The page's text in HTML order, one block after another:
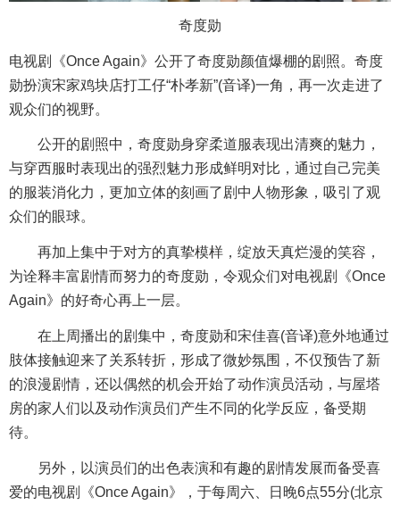
奇度勋
电视剧《Once Again》公开了奇度勋颜值爆棚的剧照。奇度
勋扮演宋家鸡块店打工仔“朴孝新”(音译)一角，再一次走进了
观众们的视野。
公开的剧照中，奇度勋身穿柔道服表现出清爽的魅力，
与穿西服时表现出的强烈魅力形成鲜明对比，通过自己完美
的服装消化力，更加立体的刻画了剧中人物形象，吸引了观
众们的眼球。
再加上集中于对方的真挚模样，绽放天真烂漫的笑容，
为诠释丰富剧情而努力的奇度勋，令观众们对电视剧《Once
Again》的好奇心再上一层。
在上周播出的剧集中，奇度勋和宋佳喜(音译)意外地通过
肢体接触迎来了关系转折，形成了微妙氛围，不仅预告了新
的浪漫剧情，还以偶然的机会开始了动作演员活动，与屋塔
房的家人们以及动作演员们产生不同的化学反应，备受期
待。
另外，以演员们的出色表演和有趣的剧情发展而备受喜
爱的电视剧《Once Again》，于每周六、日晚6点55分(北京